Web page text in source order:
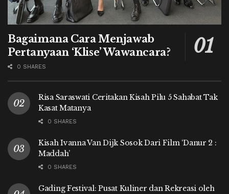
Bagaimana Cara Menjawab
Pertanyaan ‘Klise’ Wawancara?
0 SHARES
Risa Saraswati Ceritakan Kisah Pilu 5 Sahabat Tak
Kasat Matanya
0 SHARES
Kisah Ivanna Van Dijk Sosok Dari Film ‘Danur 2 :
Maddah’
0 SHARES
Gading Festival: Pusat Kuliner dan Rekreasi oleh